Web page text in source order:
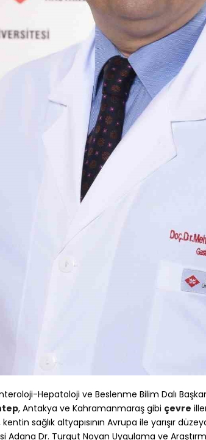
Hepatoloji ve Beslenme Bilim Dalı
, Antakya ve Kahramanmaraş gibi çevre
sağlık altyapısının Avrupa ile yarışır
Adana Dr. Turgut Noyan Uygulama ve